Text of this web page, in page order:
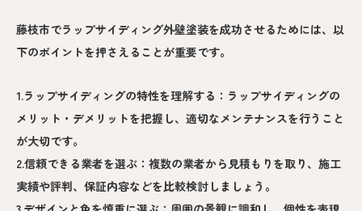
藤枝市でラップサイディング外壁塗装を成功させるためには、以
下のポイントを押さえることが重要です。
1.ラップサイディングの特性を理解する：ラップサイディングの
メリット・デメリットを把握し、適切なメンテナンスを行うこと
が大切です。
2.信頼できる業者を選ぶ：複数の業者から見積もりを取り、施工
実績や評判、保証内容などを比較検討しましょう。